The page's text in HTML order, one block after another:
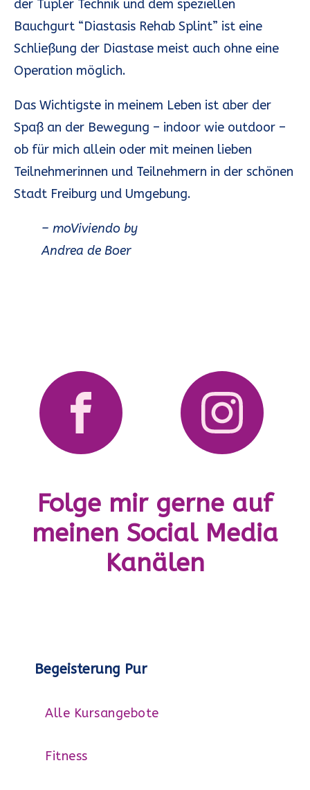
der Tupler Technik und dem speziellen
Bauchgurt “Diastasis Rehab Splint” ist eine
Schließung der Diastase meist auch ohne eine
Operation möglich.
Das Wichtigste in meinem Leben ist aber der
Spaß an der Bewegung – indoor wie outdoor –
ob für mich allein oder mit meinen lieben
Teilnehmerinnen und Teilnehmern in der schönen
Stadt Freiburg und Umgebung.
– moViviendo by
Andrea de Boer
Folge mir gerne auf
meinen Social Media
Kanälen
Begeisterung Pur
Alle Kursangebote
Fitness